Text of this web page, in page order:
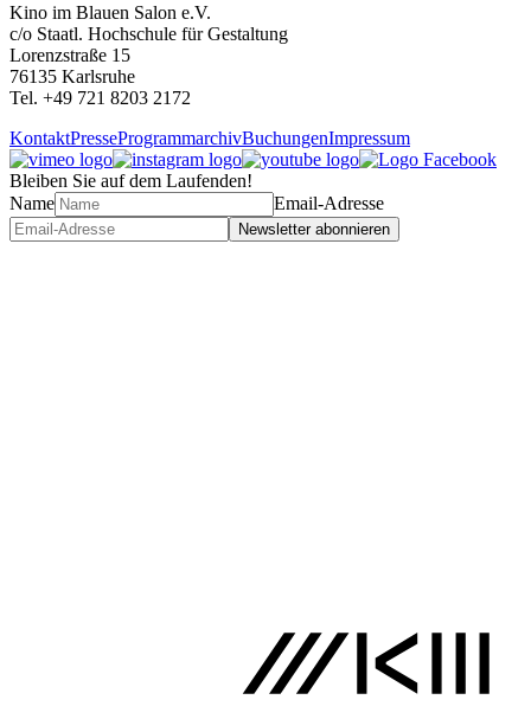
Kino im Blauen Salon e.V.
c/o Staatl. Hochschule für Gestaltung
Lorenzstraße 15
76135 Karlsruhe
Tel. +49 721 8203 2172
KontaktPresseProgrammarchivBuchungenImpressum
Bleiben Sie auf dem Laufenden!
Name
Email-Adresse
Newsletter abonnieren